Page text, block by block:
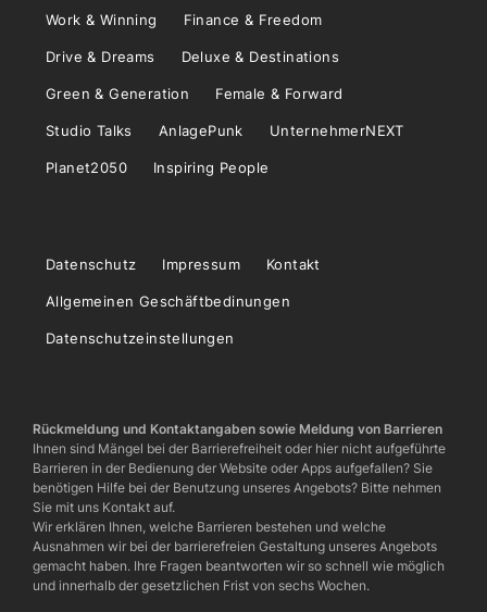
Work & Winning Finance & Freedom
Drive & Dreams Deluxe & Destinations
Green & Generation Female & Forward
Studio Talks AnlagePunk UnternehmerNEXT
Planet2050 Inspiring People
Datenschutz Impressum Kontakt
Allgemeinen Geschäftbedinungen
Datenschutzeinstellungen
Rückmeldung und Kontaktangaben sowie Meldung von Barrieren
Ihnen sind Mängel bei der Barrierefreiheit oder hier nicht aufgeführte
Barrieren in der Bedienung der Website oder Apps aufgefallen? Sie
benötigen Hilfe bei der Benutzung unseres Angebots? Bitte nehmen
Sie mit uns Kontakt auf.
Wir erklären Ihnen, welche Barrieren bestehen und welche
Ausnahmen wir bei der barrierefreien Gestaltung unseres Angebots
gemacht haben. Ihre Fragen beantworten wir so schnell wie möglich
und innerhalb der gesetzlichen Frist von sechs Wochen.